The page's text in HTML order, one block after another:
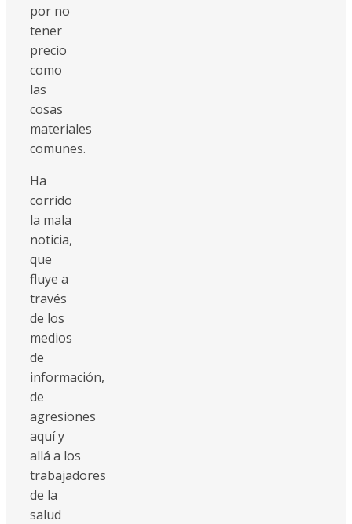
por no
tener
precio
como
las
cosas
materiales
comunes.
Ha
corrido
la mala
noticia,
que
fluye a
través
de los
medios
de
información,
de
agresiones
aquí y
allá a los
trabajadores
de la
salud